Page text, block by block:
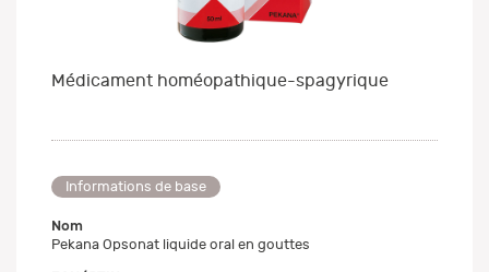
Médicament homéopathique-spagyrique
Informations de base
Nom
Pekana Opsonat liquide oral en gouttes